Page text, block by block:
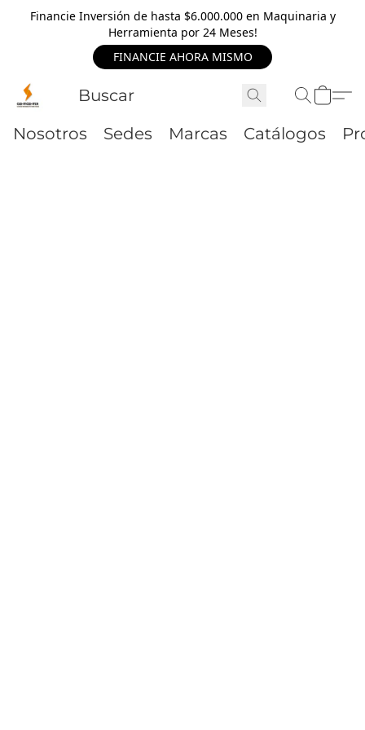
Financie Inversión de hasta $6.000.000 en Maquinaria y
Herramienta por 24 Meses!
FINANCIE AHORA MISMO
Nosotros Sedes Marcas Catálogos